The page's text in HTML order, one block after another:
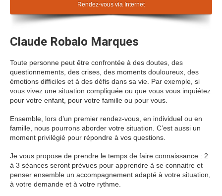
Rendez-vous via Internet
Claude Robalo Marques
Toute personne peut être confrontée à des doutes, des
questionnements, des crises, des moments douloureux, des
émotions difficiles et à des défis dans sa vie. Par exemple, si
vous vivez une situation compliquée ou que vous vous inquiétez
pour votre enfant, pour votre famille ou pour vous.
Ensemble, lors d’un premier rendez-vous, en individuel ou en
famille, nous pourrons aborder votre situation. C’est aussi un
moment privilégié pour répondre à vos questions.
Je vous propose de prendre le temps de faire connaissance : 2
à 3 séances seront prévues pour apprendre à se connaitre et
penser ensemble un accompagnement adapté à votre situation,
à votre demande et à votre rythme.